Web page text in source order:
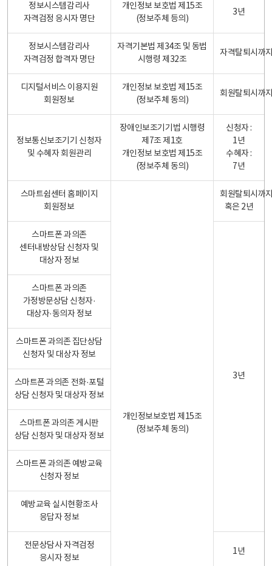
정보시스템감리사
자격검정 응시자 명단
개인정보 보호법 제15조
(정보주체 등의)
3년
정보시스템감리사
자격검정 합격자 명단
자격기본법 제34조 및 동법
시행령 제32조
자격탈퇴시까
디지털서비스 이용지원
회원정보
개인정보 보호법 제15조
(정보주체 동의)
회원탈퇴시까
정보통신보조기기 신청자
및 수혜자 회원관리
장애인보조기기법 시행령
제7조 제1호
개인정보 보호법 제15조
(정보주체 동의)
신청자 :
1년
수혜자 :
7년
스마트쉼센터 홈페이지
회원정보
개인정보보호법 제15조
(정보주체 동의)
회원탈퇴시까
혹은 2년
스마트폰 과의존
센터내방상담 신청자 및
대상자 정보
3년
스마트폰 과의존
가정방문상담 신청자·
대상자·동의자 정보
스마트폰 과의존 집단상담
신청자 및 대상자 정보
스마트폰 과의존 전화·포털
상담 신청자 및 대상자 정보
스마트폰 과의존 게시판
상담 신청자 및 대상자 정보
스마트폰 과의존 예방교육
신청자 정보
예방교육 실시현황조사
응답자 정보
전문상담사 자격검정
응시자 정보
1년